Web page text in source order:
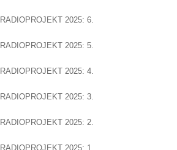
RADIOPROJEKT 2025: 6.
RADIOPROJEKT 2025: 5.
RADIOPROJEKT 2025: 4.
RADIOPROJEKT 2025: 3.
RADIOPROJEKT 2025: 2.
RADIOPROJEKT 2025: 1.